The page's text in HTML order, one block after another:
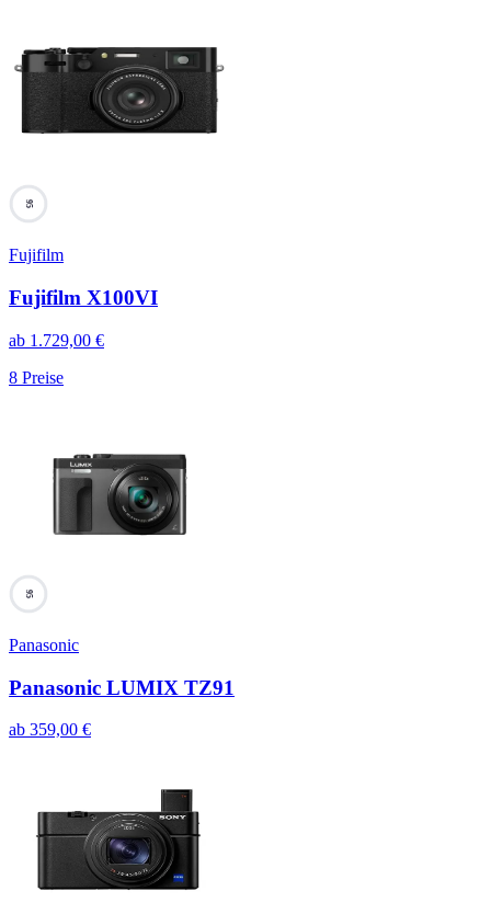
95
Fujifilm
Fujifilm X100VI
ab 1.729,00 €
8 Preise
95
Panasonic
Panasonic LUMIX TZ91
ab 359,00 €